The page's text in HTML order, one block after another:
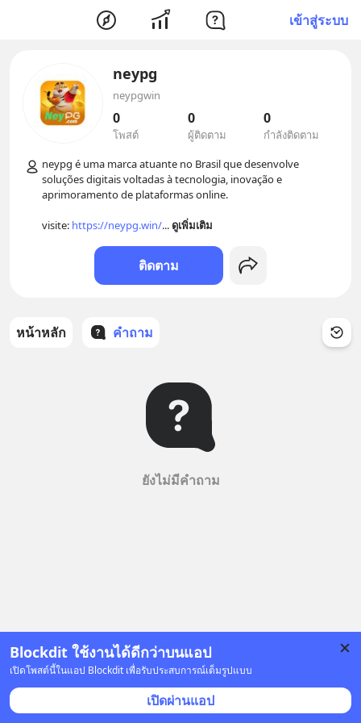
เข้าสู่ระบบ
Blockdit ใช้งานได้ดีกว่าบนแอป
เปิดโพสต์นี้ในแอป Blockdit เพื่อรับประสบการณ์เต็มรูปแบบ
เปิดผ่านแอป
neypg
neypgwin
0
โพสต์
0
ผู้ติดตาม
0
กำลังติดตาม
neypg é uma marca atuante no Brasil que desenvolve
soluções digitais voltadas à tecnologia, inovação e
aprimoramento de plataformas online.
visite: https://neypg.win/... ดูเพิ่มเติม
ติดตาม
หน้าหลัก คำถาม
ยังไม่มีคำถาม